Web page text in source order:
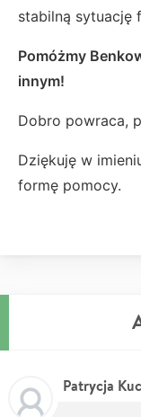
stabilną sytuację
Pomóżmy
innym!
Dobro powraca,
Dziękuję w
formę pomocy.
Patrycja